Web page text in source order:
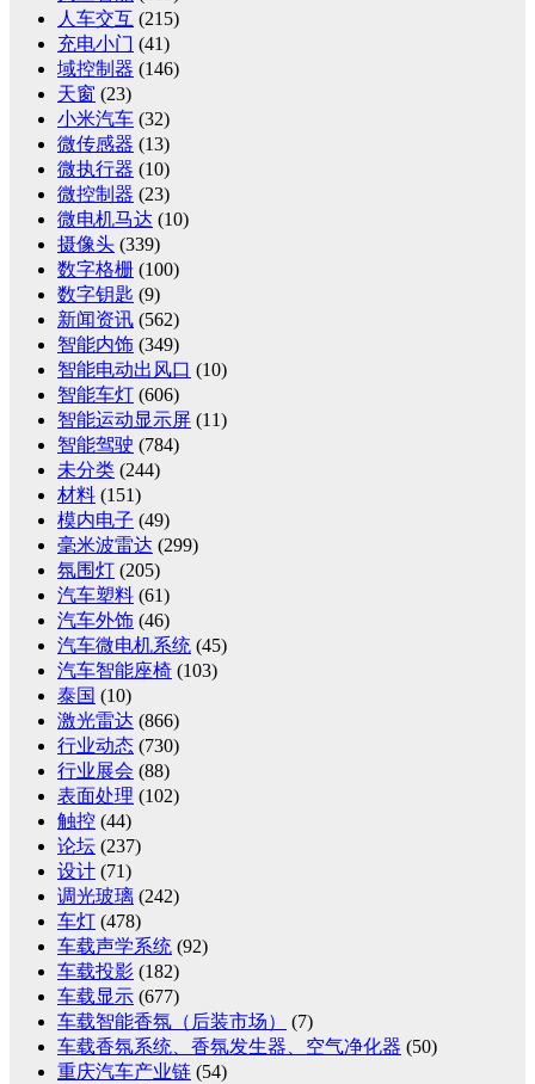
人车交互 (215)
充电小门 (41)
域控制器 (146)
天窗 (23)
小米汽车 (32)
微传感器 (13)
微执行器 (10)
微控制器 (23)
微电机马达 (10)
摄像头 (339)
数字格栅 (100)
数字钥匙 (9)
新闻资讯 (562)
智能内饰 (349)
智能电动出风口 (10)
智能车灯 (606)
智能运动显示屏 (11)
智能驾驶 (784)
未分类 (244)
材料 (151)
模内电子 (49)
毫米波雷达 (299)
氛围灯 (205)
汽车塑料 (61)
汽车外饰 (46)
汽车微电机系统 (45)
汽车智能座椅 (103)
泰国 (10)
激光雷达 (866)
行业动态 (730)
行业展会 (88)
表面处理 (102)
触控 (44)
论坛 (237)
设计 (71)
调光玻璃 (242)
车灯 (478)
车载声学系统 (92)
车载投影 (182)
车载显示 (677)
车载智能香氛（后装市场）
(7)
车载香氛系统、香氛发生器、空气净化器 (50)
重庆汽车产业链 (54)